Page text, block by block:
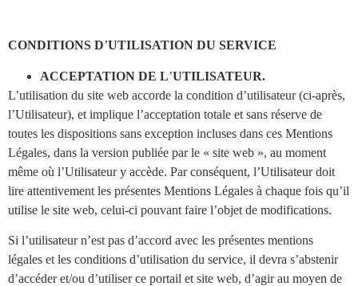
CONDITIONS D’UTILISATION DU SERVICE
ACCEPTATION DE L’UTILISATEUR.
L’utilisation du site web accorde la condition d’utilisateur (ci-après,
l’Utilisateur), et implique l’acceptation totale et sans réserve de
toutes les dispositions sans exception incluses dans ces Mentions
Légales, dans la version publiée par le « site web », au moment
même où l’Utilisateur y accède. Par conséquent, l’Utilisateur doit
lire attentivement les présentes Mentions Légales à chaque fois qu’il
utilise le site web, celui-ci pouvant faire l’objet de modifications.
Si l’utilisateur n’est pas d’accord avec les présentes mentions
légales et les conditions d’utilisation du service, il devra s’abstenir
d’accéder et/ou d’utiliser ce portail et site web, d’agir au moyen de